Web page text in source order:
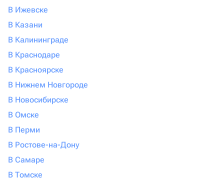
В Ижевске
В Казани
В Калининграде
В Краснодаре
В Красноярске
В Нижнем Новгороде
В Новосибирске
В Омске
В Перми
В Ростове-на-Дону
В Самаре
В Томске